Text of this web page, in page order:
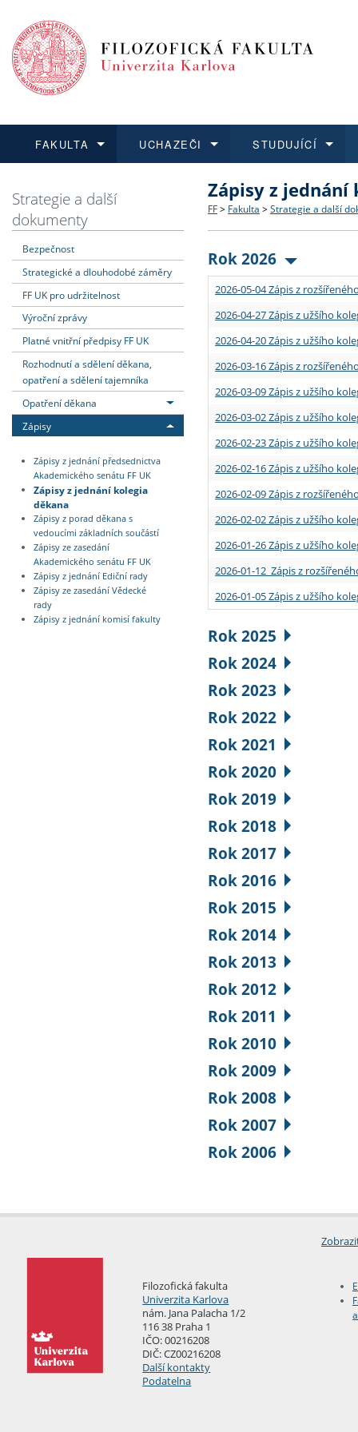
FAKULTA
Dozvědět se více
Struktura a historie
Strategie a další
Podpora a benefity pro
Absolventi fakulty
UCHAZEČI
Podat přihlášku
Co studovat a jak se
Učitelské studijní
Informace k průběhu
STUDUJÍCÍ
Dozvědět se více
Bakalářské a magisterské
Doktorské studium
Rigorózní řízení
Dozvědět se více
O vědě a výzkumu na FF
Akademické kvalifikace
Granty a projekty
Dozvědět se více
Aktuální nabídky a
Vyjíždějící studenti
Přijíždějící studenti
Vyjíždějící zaměstnanci
Strategie a další
dokumenty
Bezpečnost
Strategické a dlouhodobé záměry
FF UK pro udržitelnost
Výroční zprávy
Platné vnitřní předpisy FF UK
Rozhodnutí a sdělení děkana,
opatření a sdělení tajemníka
Opatření děkana
Zápisy
Zápisy z jednání předsednictva
Akademického senátu FF UK
Zápisy z jednání kolegia
děkana
Zápisy z porad děkana s
vedoucími základních součástí
Zápisy ze zasedání
Akademického senátu FF UK
Zápisy z jednání Ediční rady
Zápisy ze zasedání Vědecké
rady
Zápisy z jednání komisí fakulty
Zápisy z jednání
FF > Fakulta > Strategie a další
Rok 2026
2026-05-04 Zápis z
2026-04-27 Zápis z užšího
2026-04-20 Zápis z užšího
2026-03-16 Zápis z
2026-03-09 Zápis z užšího
2026-03-02 Zápis z užšího
2026-02-23 Zápis z užšího
2026-02-16 Zápis z užšího
2026-02-09 Zápis z
2026-02-02 Zápis z užšího
2026-01-26 Zápis z užšího
2026-01-12 Zápis z
2026-01-05 Zápis z užšího
Rok 2025
Rok 2024
Rok 2023
Rok 2022
Rok 2021
Rok 2020
Rok 2019
Rok 2018
Rok 2017
Rok 2016
Rok 2015
Rok 2014
Rok 2013
Rok 2012
Rok 2011
Rok 2010
Rok 2009
Rok 2008
Rok 2007
Rok 2006
Filozofická fakulta
Univerzita Karlova
nám. Jana Palacha 1/2
116 38 Praha 1
IČO: 00216208
DIČ: CZ00216208
Další kontakty
Podatelna